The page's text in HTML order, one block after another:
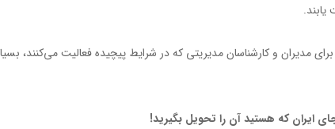
مدیران و کارشناسان مدیریتی که در شرایط پیچیده فعالیت می‌کنند،
ایران که هستید آن را تحویل بگیرید!